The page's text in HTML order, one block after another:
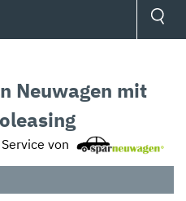
Neuwagen mit
von